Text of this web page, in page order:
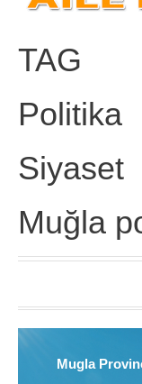
TAG
Politika
Siyaset
Muğla
Mugla